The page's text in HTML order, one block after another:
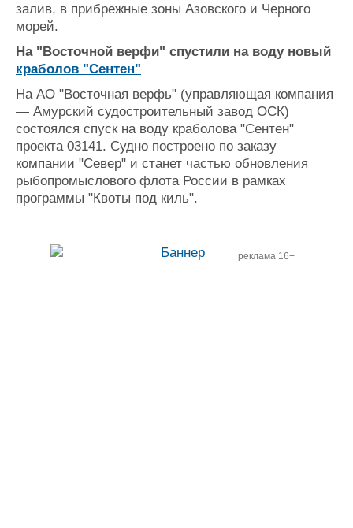
залив, в прибрежные зоны Азовского и Черного
морей.
На "Восточной верфи" спустили на воду новый
краболов "Сентен"
На АО "Восточная верфь" (управляющая компания
— Амурский судостроительный завод ОСК)
состоялся спуск на воду краболова "Сентен"
проекта 03141. Судно построено по заказу
компании "Север" и станет частью обновления
рыбопромыслового флота России в рамках
программы "Квоты под киль".
реклама 16+